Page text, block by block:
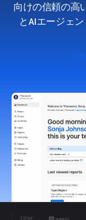
向けの信頼の高
とAIエージェ
営